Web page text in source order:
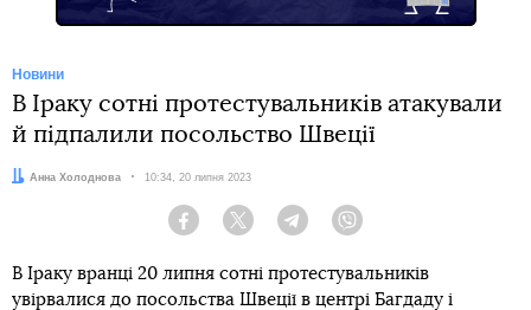
Новини
В Іраку сотні протестувальників атакували
й підпалили посольство Швеції
Автор:
Анна Холоднова Дата:
10:34, 20 липня 2023
Facebook Twitter Telegram
В Іраку вранці 20 липня сотні протестувальників
увірвалися до посольства Швеції в центрі Багдаду і